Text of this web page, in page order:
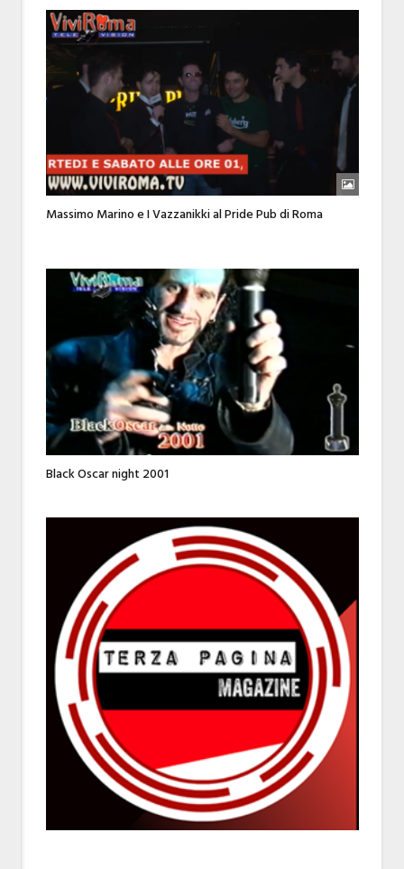
Massimo Marino e I Vazzanikki al Pride Pub di Roma
Black Oscar night 2001